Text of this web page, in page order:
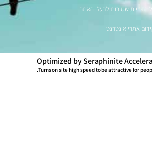
Optimized by Seraphinite
Turns on site high speed to be attractive for